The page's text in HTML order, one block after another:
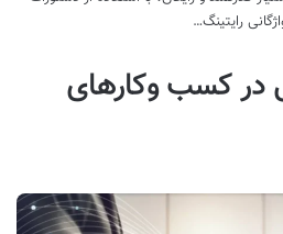
رایتینگ…
در کسب وکارهای